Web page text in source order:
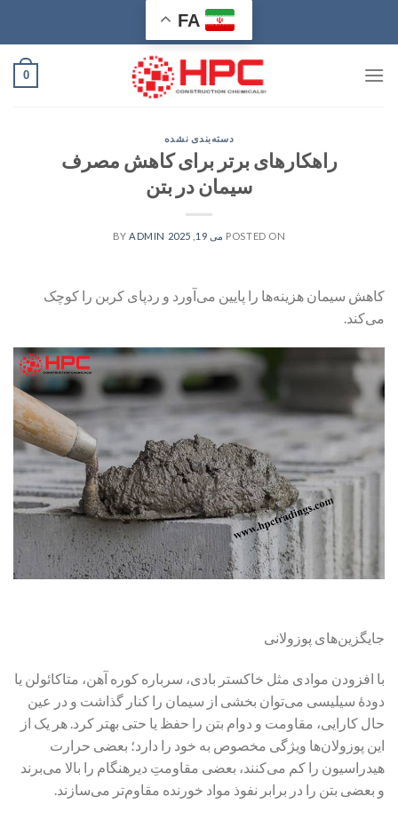
FA
0
دسته‌بندی نشده
راهکارهای برتر برای کاهش مصرف
سیمان در بتن
POSTED ON می 19, 2025 ADMIN
کاهش سیمان هزینه‌ها را پایین می‌آورد و ردپای کربن را کوچک
می‌کند.
جایگزین‌های پوزولانی
با افزودن موادی مثل خاکستر بادی، سرباره‌ کوره‌ آهن، متاکائولن یا
دودهٔ سیلیسی می‌توان بخشی از سیمان را کنار گذاشت و در عین
حال کارایی، مقاومت و دوام بتن را حفظ یا حتی بهتر کرد. هر یک از
این پوزولان‌ها ویژگی مخصوص به خود را دارد؛ بعضی حرارت
هیدراسیون را کم می‌کنند، بعضی مقاومتِ دیرهنگام را بالا می‌برند
و بعضی بتن را در برابر نفوذ مواد خورنده مقاوم‌تر می‌سازند.